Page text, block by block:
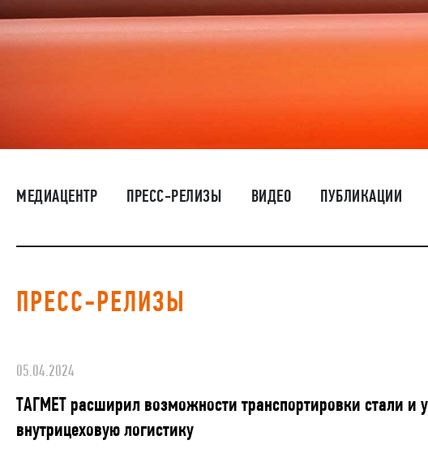
МЕДИАЦЕНТР ПРЕСС-РЕЛИЗЫ ВИДЕО ПУБЛИКАЦИИ
ПРЕСС-РЕЛИЗЫ
05.04.2024
ТАГМЕТ расширил возможности транспортировки стали и
внутрицеховую логистику